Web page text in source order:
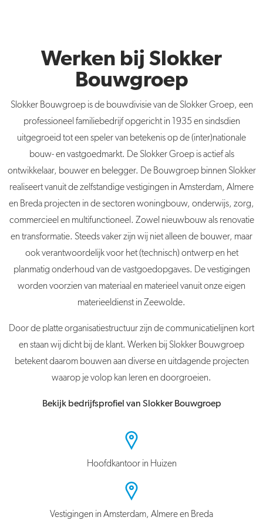
Werken bij Slokker
Bouwgroep
SlokkerBouwgroep is de bouwdivisie van de SlokkerGroep, een
professioneel familiebedrijf opgericht in 1935 en sindsdien
uitgegroeid tot een speler van betekenis op de (inter)nationale
bouw- en vastgoedmarkt. De SlokkerGroep is actief als
ontwikkelaar, bouwer en belegger. De Bouwgroep binnen Slokker
realiseert vanuit de zelfstandige vestigingen in Amsterdam, Almere
en Breda projecten in de sectoren woningbouw, onderwijs, zorg,
commercieel en multifunctioneel. Zowel nieuwbouw als renovatie
en transformatie. Steeds vaker zijn wij niet alleen de bouwer, maar
ook verantwoordelijk voor het (technisch) ontwerp en het
planmatig onderhoud van de vastgoedopgaves. De vestigingen
worden voorzien van materiaal en materieel vanuit onze eigen
materieeldienst in Zeewolde.
Door de platte organisatiestructuur zijn de communicatielijnen kort
en staan wij dicht bij de klant. Werken bij Slokker Bouwgroep
betekent daarom bouwen aan diverse en uitdagende projecten
waarop je volop kan leren en doorgroeien.
Bekijk bedrijfsprofiel van Slokker Bouwgroep
Hoofdkantoor in Huizen
Vestigingen in Amsterdam, Almere en Breda